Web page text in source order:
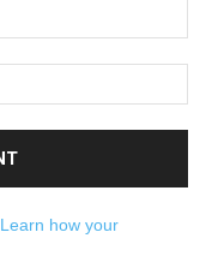
Learn how your